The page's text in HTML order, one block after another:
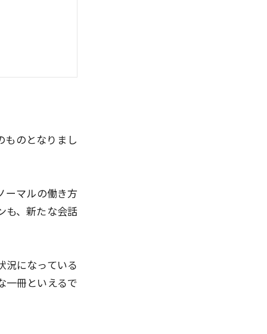
ものとなりまし
ーマルの働き方
も、新たな会話
況になっている
一冊といえるで